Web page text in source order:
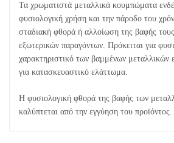
Τα χρωματιστά μεταλλικά κουμπώματα
φυσιολογική χρήση και την πάροδο του
σταδιακή φθορά ή αλλοίωση της βαφής
εξωτερικών παραγόντων. Πρόκειται για
χαρακτηριστικό των βαμμένων μεταλλικών
για κατασκευαστικό ελάττωμα.
Η φυσιολογική φθορά της βαφής των
καλύπτεται από την εγγύηση του προϊόντος.